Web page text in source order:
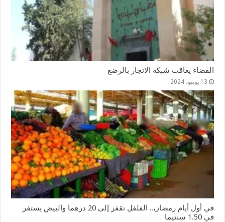
القضاء يعاقب شبكة الاتجار بالرضع
13 يونيو، 2024
في أول أيام رمضان.. الفلفل تقفز إلى 20 درهما والبيض يستقر
في 1.50 سنتيما